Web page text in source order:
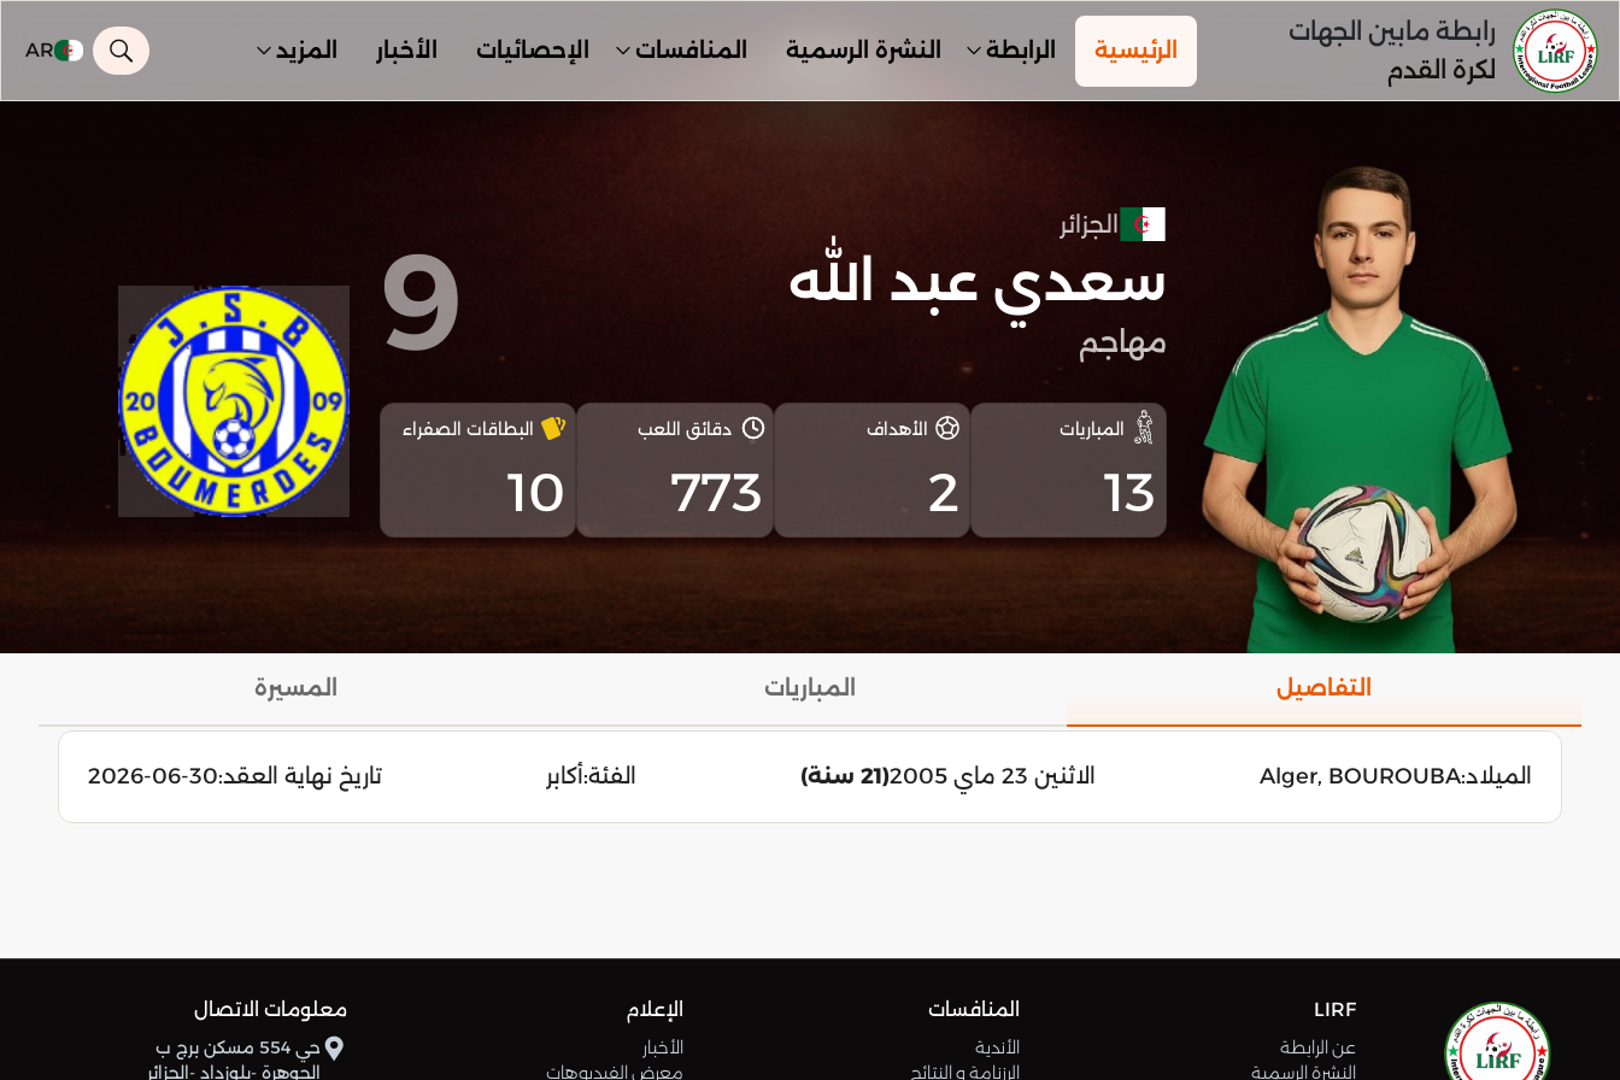
رابطة مابين الجهات
لكرة القدم
الرئيسية الرابطة النشرة الرسمية المنافسات الإحصائيات الأخبار المزيد AR
الجزائر
سعدي عبد الله
مهاجم
المباريات
13
الأهداف
2
دقائق اللعب
773
البطاقات الصفراء
10
9
التفاصيل المباريات المسيرة
الميلاد:Alger, BOUROUBA الاثنين 23 ماي 2005 (21 سنة) الفئة:أكابر تاريخ نهاية العقد:2026-06-30
LIRF
عن الرابطة
النشرة الرسمية
المنافسات
الأندية
الرزنامة و النتائج
الإعلام
الأخبار
معرض الفيديوهات
معلومات الاتصال
حي 554 مسكن برج ب
الجوهرة -بلوزداد -الجزائر